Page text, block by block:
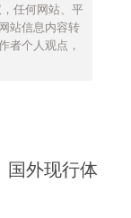
任何网站、平
站信息内容转
者个人观点，
国外现行体